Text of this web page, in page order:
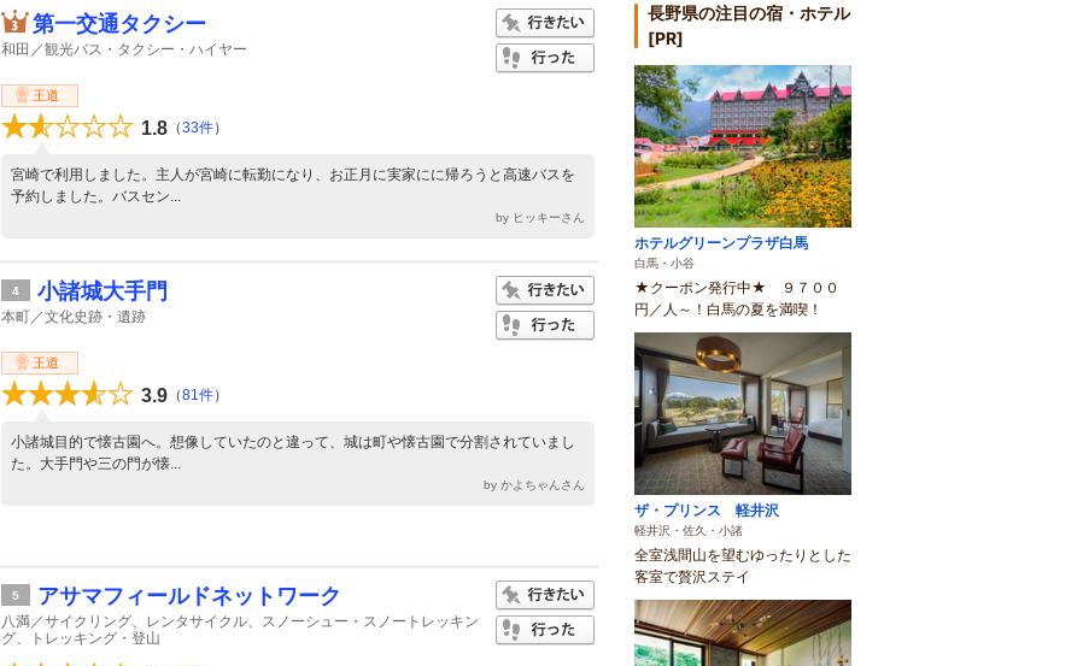
第一交通タクシー
和田／観光バス・タクシー・ハイヤー
王道
1.8 （33件）
宮崎で利用しました。主人が宮崎に転勤になり、お正月に実家にに帰ろうと高速バスを
予約しました。バスセン...
by ヒッキーさん
4 小諸城大手門
本町／文化史跡・遺跡
王道
3.9 （81件）
小諸城目的で懐古園へ。想像していたのと違って、城は町や懐古園で分割されていまし
た。大手門や三の門が懐...
by かよちゃんさん
5 アサマフィールドネットワーク
八満／サイクリング、レンタサイクル、スノーシュー・スノートレッキン
グ、トレッキング・登山
長野県の注目の宿・ホテル
[PR]
ホテルグリーンプラザ白馬
白馬・小谷
★クーポン発行中★ ９７００
円／人～！白馬の夏を満喫！
ザ・プリンス 軽井沢
軽井沢・佐久・小諸
全室浅間山を望むゆったりとした
客室で贅沢ステイ